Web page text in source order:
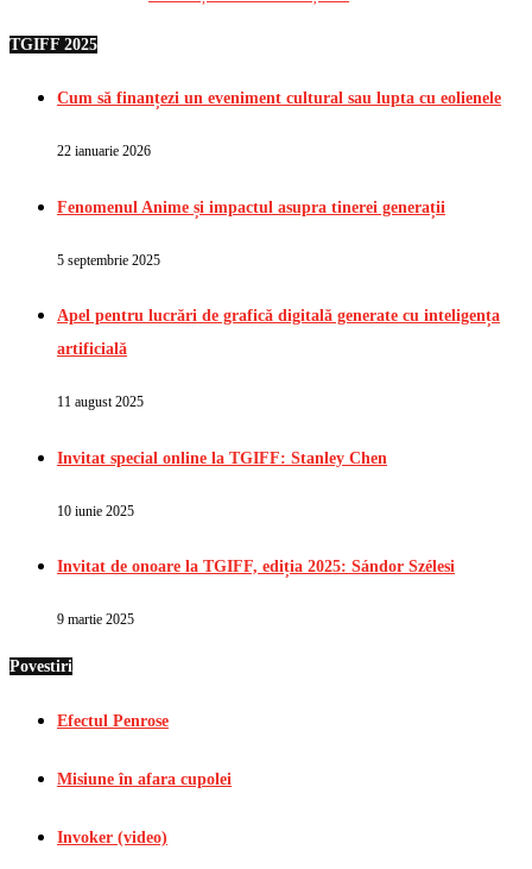
TGIFF 2025
Cum să finanțezi un eveniment cultural sau lupta cu eolienele
22 ianuarie 2026
Fenomenul Anime și impactul asupra tinerei generații
5 septembrie 2025
Apel pentru lucrări de grafică digitală generate cu inteligența
artificială
11 august 2025
Invitat special online la TGIFF: Stanley Chen
10 iunie 2025
Invitat de onoare la TGIFF, ediția 2025: Sándor Szélesi
9 martie 2025
Povestiri
Efectul Penrose
Misiune în afara cupolei
Invoker (video)